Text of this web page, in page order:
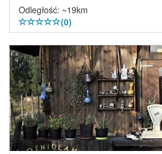
Odległość: ~19km
(0)